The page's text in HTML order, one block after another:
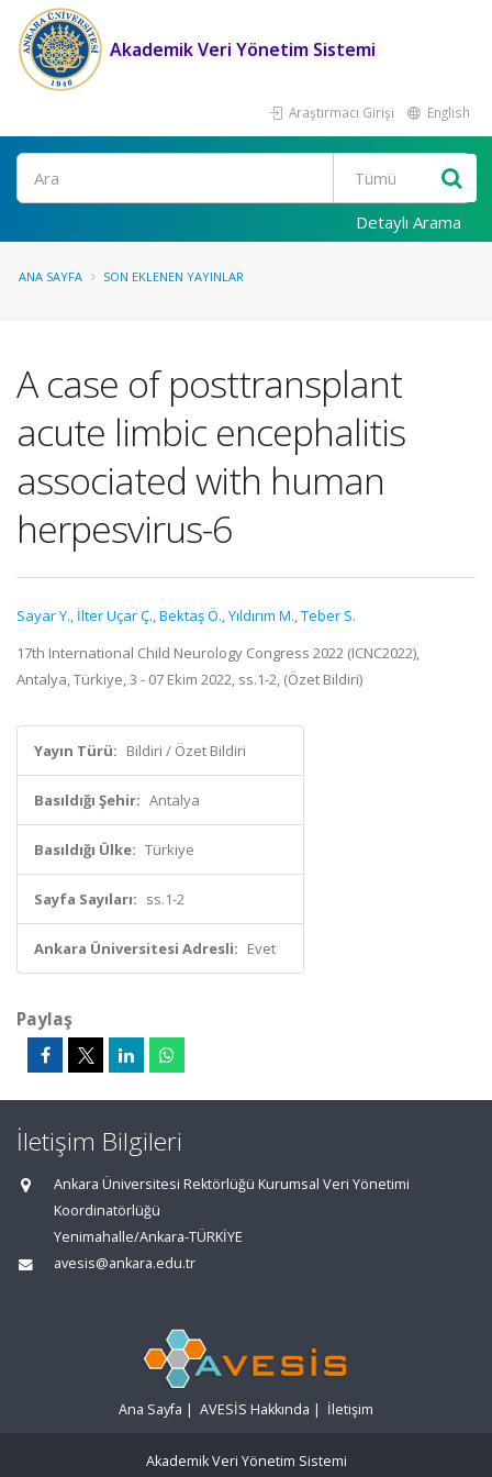
Akademik Veri Yönetim Sistemi
Araştırmacı Girişi English
Ara
Detaylı Arama
ANA SAYFA SON EKLENEN YAYINLAR
A case of posttransplant
acute limbic encephalitis
associated with human
herpesvirus-6
Sayar Y., İlter Uçar Ç.,Bektaş Ö.,Yıldırım M.,Teber S.
17th International Child Neurology Congress 2022 (ICNC2022),
Antalya, Türkiye, 3 - 07 Ekim 2022, ss.1-2, (Özet Bildiri)
Yayın Türü: Bildiri / Özet Bildiri
Basıldığı Şehir: Antalya
Basıldığı Ülke: Türkiye
Sayfa Sayıları: ss.1-2
Ankara Üniversitesi Adresli: Evet
Paylaş
İletişim Bilgileri
Ankara Üniversitesi Rektörlüğü Kurumsal Veri Yönetimi
Koordinatörlüğü
Yenimahalle/Ankara-TÜRKİYE
avesis@ankara.edu.tr
Ana Sayfa | AVESİS Hakkında | İletişim
Akademik Veri Yönetim Sistemi